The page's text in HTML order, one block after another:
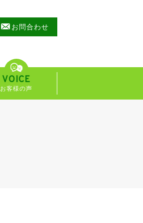
お問合わせ
VOICE
お客様の声